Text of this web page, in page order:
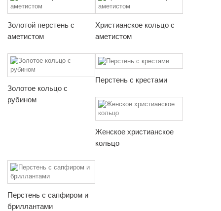
Золотой перстень с
аметистом
Христианское кольцо с
аметистом
Золотое кольцо с
рубином
Перстень с крестами
Женское христианское
кольцо
Перстень с сапфиром и
бриллантами